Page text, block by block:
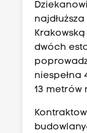
dwóch
niespełna
13 metrów